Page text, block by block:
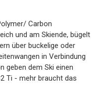
Carbon
und am Skiende, bügelt
über buckelige oder
in Verbindung
geben dem Ski einen
Ti - mehr braucht das